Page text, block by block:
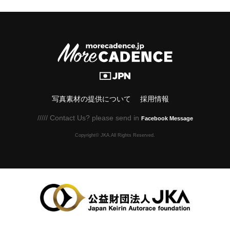
写真素材の提供について 採用情報
///// Contact Us? please send in Facebook Message
Copyright© JKA.All Rights Reserved.